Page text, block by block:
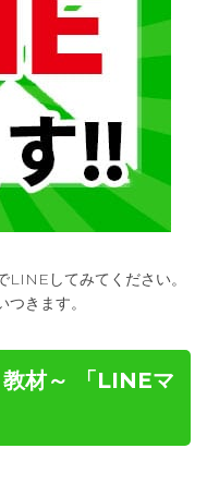
してみてください。
きます。
材～ 「LINEマ